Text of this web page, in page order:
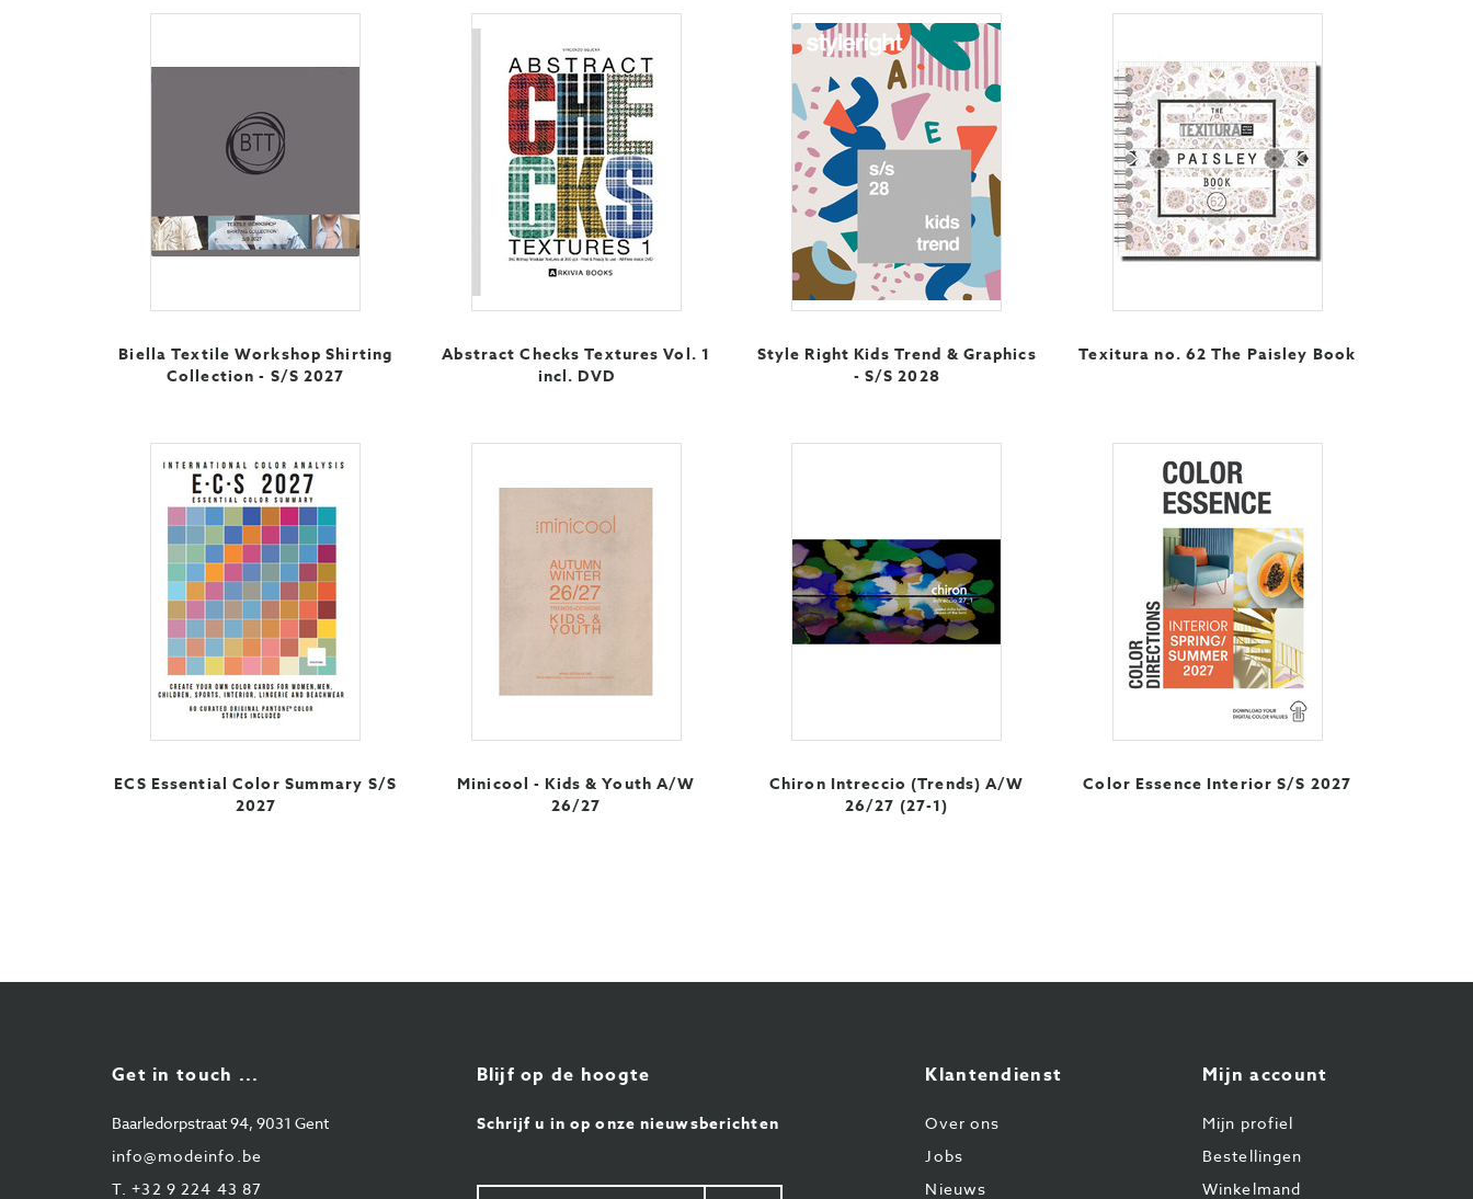
Biella Textile Workshop Shirting
Collection - S/S 2027
Abstract Checks Textures Vol. 1
incl. DVD
Style Right Kids Trend & Graphics
- S/S 2028
Texitura no. 62 The Paisley Book
ECS Essential Color Summary S/S
2027
Minicool - Kids & Youth A/W
26/27
Chiron Intreccio (Trends) A/W
26/27 (27-1)
Color Essence Interior S/S 2027
Get in touch ...
Baarledorpstraat 94, 9031 Gent
info@modeinfo.be
T.+32 9 224 43 87
Blijf op de hoogte
Schrijf u in op onze nieuwsberichten
Uw
Klantendienst
Over ons
Jobs
Nieuws
Mijn account
Mijn profiel
Bestellingen
Winkelmand